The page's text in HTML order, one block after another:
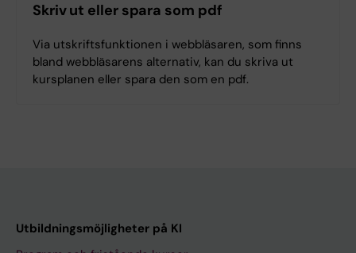
Skriv ut eller spara som pdf
Via utskriftsfunktionen i webbläsaren, som finns
bland webbläsarens alternativ, kan du skriva ut
kursplanen eller spara den som en pdf.
Utbildningsmöjligheter på KI